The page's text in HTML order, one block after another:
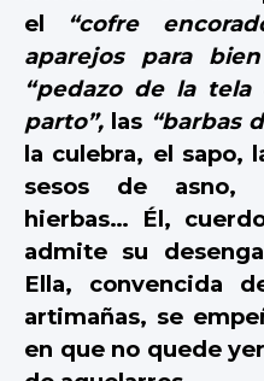
el “cofre
aparejos para
“pedazo de la
parto”, las “barbas
la culebra, el sapo,
sesos de asno,
hierbas… Él,
admite su
Ella, convencida
artimañas, se
en que no quede